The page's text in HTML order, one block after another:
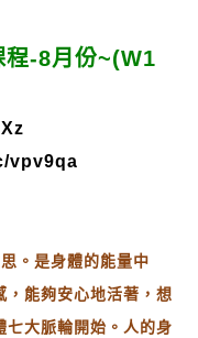
程-8月份~(W1
vpv9qa
。是身體的能量中
，能夠安心地活著，想
七大脈輪開始。人的身